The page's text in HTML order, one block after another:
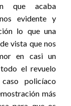
que acaba
evidente y
lo que una
vista que nos
en casi un
el revuelo
policíaco
más